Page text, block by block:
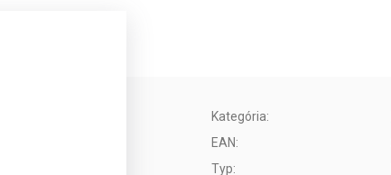
Kategória:
EAN:
Typ: